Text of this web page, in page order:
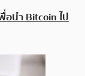
อนำ Bitcoin ไป